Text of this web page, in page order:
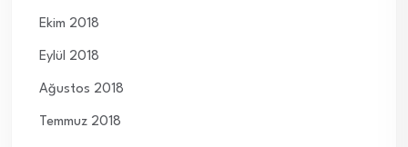
Ekim 2018
Eylül 2018
Ağustos 2018
Temmuz 2018